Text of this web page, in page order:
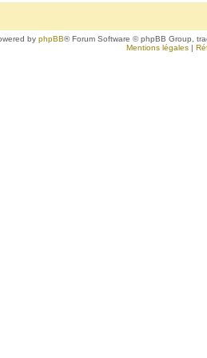
by phpBB® Forum Software © phpBB Group,
Mentions légales |